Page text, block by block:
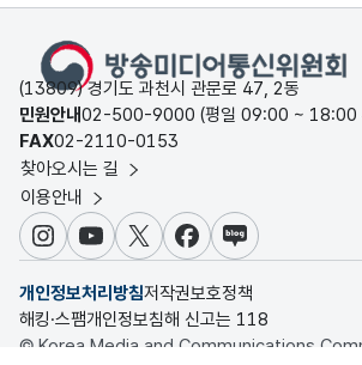
(13809) 경기도 과천시 관문로 47, 2동
민원안내02-500-9000 (평일 09:00 ~ 18:00
FAX02-2110-0153
찾아오시는 길
이용안내
인스타그램
유튜브X 페이스북
블로그
개인정보처리방침저작권보호정책
해킹·스팸개인정보침해 신고는 118
© Korea Media and Communications